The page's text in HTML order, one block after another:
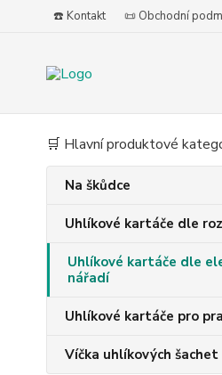
☎️ Kontakt 📜 Obchodní
🛒 Hlavní produktové
Na škůdce
Uhlíkové kartáče dle
Uhlíkové kartáče dle
nářadí
Uhlíkové kartáče pro
Víčka uhlíkových šachet